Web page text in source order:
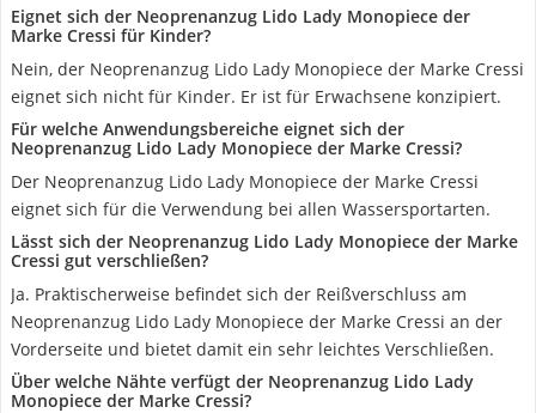
Eignet sich der Neoprenanzug Lido Lady Monopiece der
Marke Cressi für Kinder?
Nein, der Neoprenanzug Lido Lady Monopiece der Marke Cressi
eignet sich nicht für Kinder. Er ist für Erwachsene konzipiert.
Für welche Anwendungsbereiche eignet sich der
Neoprenanzug Lido Lady Monopiece der Marke Cressi?
Der Neoprenanzug Lido Lady Monopiece der Marke Cressi
eignet sich für die Verwendung bei allen Wassersportarten.
Lässt sich der Neoprenanzug Lido Lady Monopiece der Marke
Cressi gut verschließen?
Ja. Praktischerweise befindet sich der Reißverschluss am
Neoprenanzug Lido Lady Monopiece der Marke Cressi an der
Vorderseite und bietet damit ein sehr leichtes Verschließen.
Über welche Nähte verfügt der Neoprenanzug Lido Lady
Monopiece der Marke Cressi?